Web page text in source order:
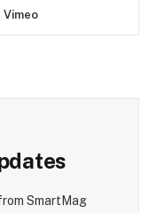
Vimeo
SmartMag